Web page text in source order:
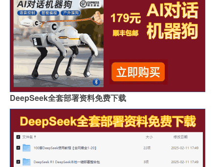
DeepSeek全套部署资料免费下载